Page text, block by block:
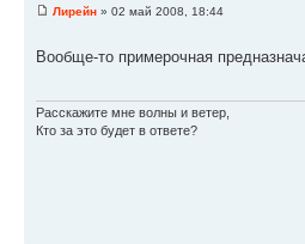
Лирейн » 02 май 2008, 18:44
Вообще-то примерочная
Расскажите мне волны и ветер,
Кто за это будет в ответе?